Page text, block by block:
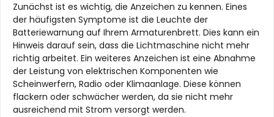
Zunächst ist es wichtig, die Anzeichen zu kennen. Eines
der häufigsten Symptome ist die Leuchte der
Batteriewarnung auf Ihrem Armaturenbrett. Dies kann ein
Hinweis darauf sein, dass die Lichtmaschine nicht mehr
richtig arbeitet. Ein weiteres Anzeichen ist eine Abnahme
der Leistung von elektrischen Komponenten wie
Scheinwerfern, Radio oder Klimaanlage. Diese können
flackern oder schwächer werden, da sie nicht mehr
ausreichend mit Strom versorgt werden.